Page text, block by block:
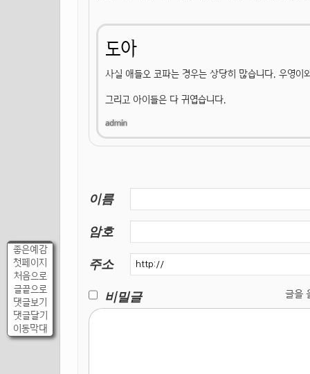
좋은예감
첫페이지
처음으로
글끝으로
댓글보기
댓글달기
이동막대
도아
사실 애들오 코파는 경우는 상당히 많습니다. 우영이
그리고 아이들은 다 귀엽습니다.
이름
암호
주소
비밀글
글을